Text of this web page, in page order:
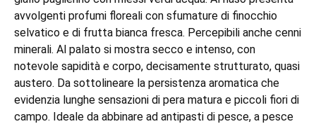
avvolgenti profumi floreali con sfumature di finocchio
selvatico e di frutta bianca fresca. Percepibili anche cenni
minerali. Al palato si mostra secco e intenso, con
notevole sapidità e corpo, decisamente strutturato, quasi
austero. Da sottolineare la persistenza aromatica che
evidenzia lunghe sensazioni di pera matura e piccoli fiori di
campo. Ideale da abbinare ad antipasti di pesce, a pesce